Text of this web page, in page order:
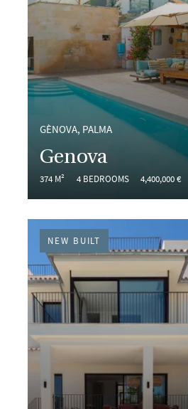
GÈNOVA, PALMA
Genova
374 M² 4 BEDROOMS 4,400,000 €
NEW BUILT